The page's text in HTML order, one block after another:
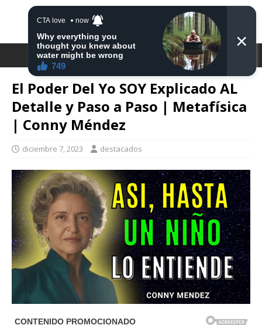
DESTACA2
El Poder Del Yo SOY Explicado AL
Detalle y Paso a Paso | Metafísica
| Conny Méndez
diciembre 7, 2023 destacados